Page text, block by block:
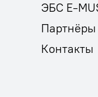
ЭБС E-
Партнёры
Контакты